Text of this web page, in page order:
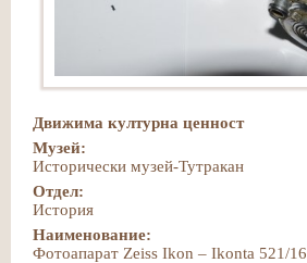
Движима културна ценност
Музей:
Исторически музей-Тутракан
Отдел:
История
Наименование:
Фотоапарат Zeiss Ikon – Ikonta 521/16